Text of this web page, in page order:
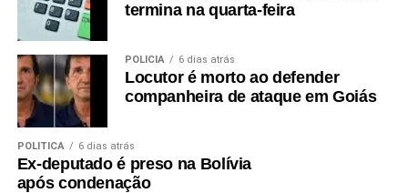
termina na quarta-feira
POLÍCIA 6 dias atrás
Locutor é morto ao defender
companheira de ataque em Goiás
POLÍTICA 6 dias atrás
Ex-deputado é preso na Bolívia
após condenação